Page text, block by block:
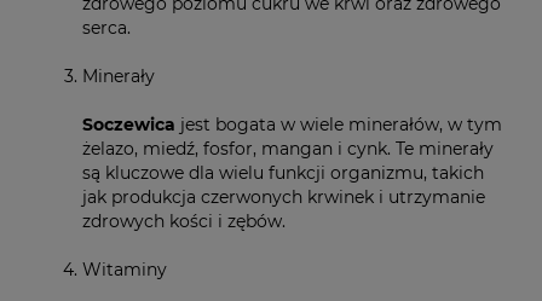
serca.
Minerały
Soczewica jest bogata w wiele minerałów, w tym
żelazo, miedź, fosfor, mangan i cynk. Te minerały
są kluczowe dla wielu funkcji organizmu, takich
jak produkcja czerwonych krwinek i utrzymanie
zdrowych kości i zębów.
Witaminy